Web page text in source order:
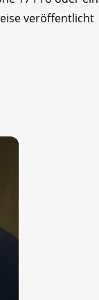
veröffentlicht